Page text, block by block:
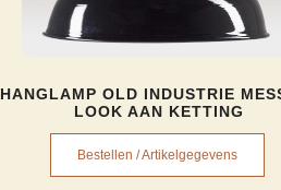
HANGLAMP OLD INDUSTRIE
LOOK AAN KETTING
Bestellen / Artikelgegevens